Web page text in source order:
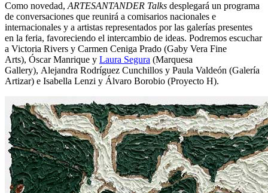
Como novedad, ARTESANTANDER Talks desplegará un programa
de conversaciones que reunirá a comisarios nacionales e
internacionales y a artistas representados por las galerías presentes
en la feria, favoreciendo el intercambio de ideas. Podremos escuchar
a Victoria Rivers y Carmen Ceniga Prado (Gaby Vera Fine
Arts), Óscar Manrique y Laura Segura (Marquesa
Gallery), Alejandra Rodríguez Cunchillos y Paula Valdeón (Galería
Artizar) e Isabella Lenzi y Álvaro Borobio (Proyecto H).